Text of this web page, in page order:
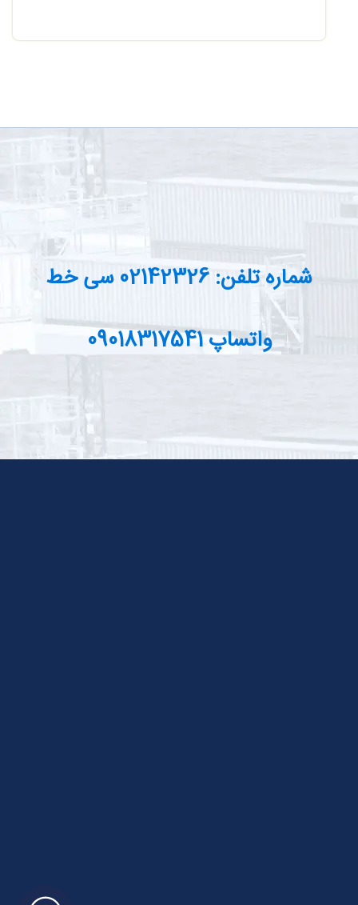
شماره تلفن: 02142326 سی خط
واتساپ 09018317541